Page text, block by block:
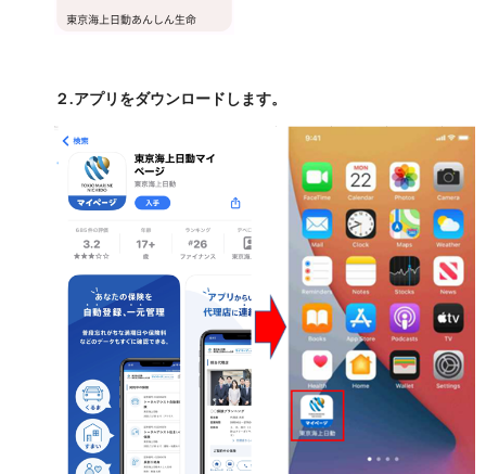
２.アプリをダウンロードします。